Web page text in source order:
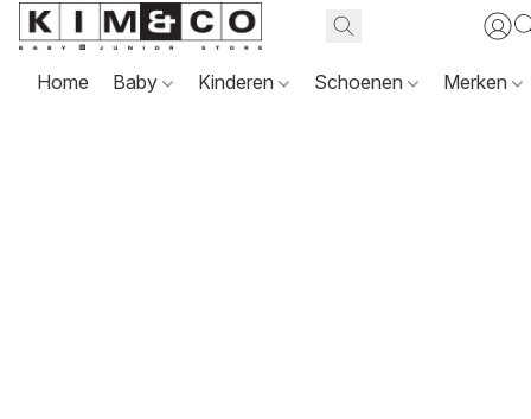
Home Baby Kinderen Schoenen Merken